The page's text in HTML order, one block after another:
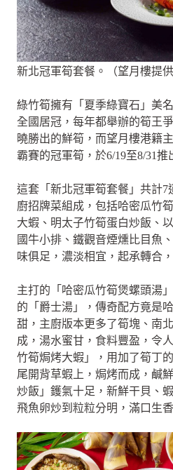
新北冠軍筍套餐。（望月樓提供
綠竹筍擁有「夏季綠寶石」美
全國居冠，每年都舉辦的筍王
曉勝出的鮮筍，而望月樓港籍
霸賽的冠軍筍，於6/19至8/31
這套「新北冠軍筍套餐」共計7
廚招牌菜組成，包括哈密瓜竹
大蝦、明太子竹筍蛋白炒飯、
國牛小排、鐵觀音煙燻比目魚
味俱足，濃淡相宜，起承轉合
主打的「哈密瓜竹筍煲螺頭湯
的「爵士湯」，傳奇配方竟是
甜，主廚版本更多了筍塊、南
成，湯水蜜甘，食料豐盈，令
竹筍焗烤大蝦」，用加了筍丁
尾開背草蝦上，焗烤而成，鹹
炒飯」鑊氣十足，新鮮干貝、
飛魚卵炒到粒粒分明，滿口生香